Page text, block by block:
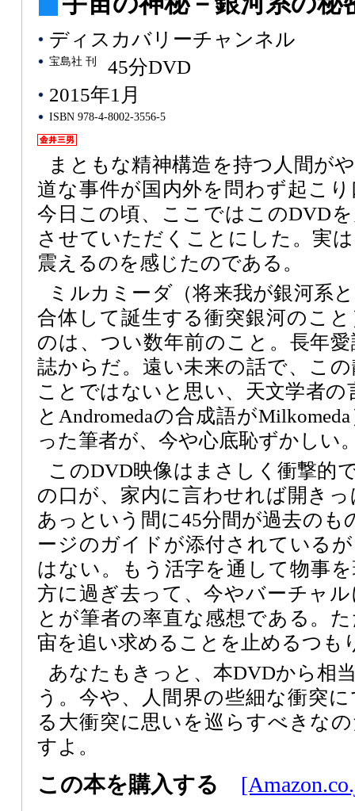
ディスカバリーチャンネル
宝島社 刊
45分DVD
2015年1月
ISBN 978-4-8002-3556-5
まともな精神構造を持つ人間が
道な事件が国内外を問わず起こ
今日この頃、ここではこのDVD
させていただくことにした。実
震えるのを感じたのである。
ミルカミーダ（将来我が銀河系
合体して誕生する衝突銀河のこ
のは、つい数年前のこと。長年
誌からだ。遠い未来の話で、こ
ことではないと思い、天文学者の
とAndromedaの合成語が
った筆者が、今や心底恥ずかしい
このDVD映像はまさしく衝撃的
の口が、家内に言わせれば開き
あっという間に45分間が過去のも
ージのガイドが添付されている
はない。もう活字を通して物事
方に過ぎ去って、今やバーチャ
とが筆者の率直な感想である。
宙を追い求めることを止めるつも
あなたもきっと、本DVDから相
う。今や、人間界の些細な衝突
る大衝突に思いを巡らすべきな
すよ。
この本を購入する